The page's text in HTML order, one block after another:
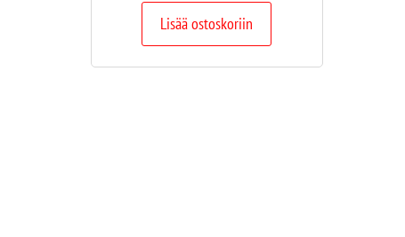
Lisää ostoskoriin